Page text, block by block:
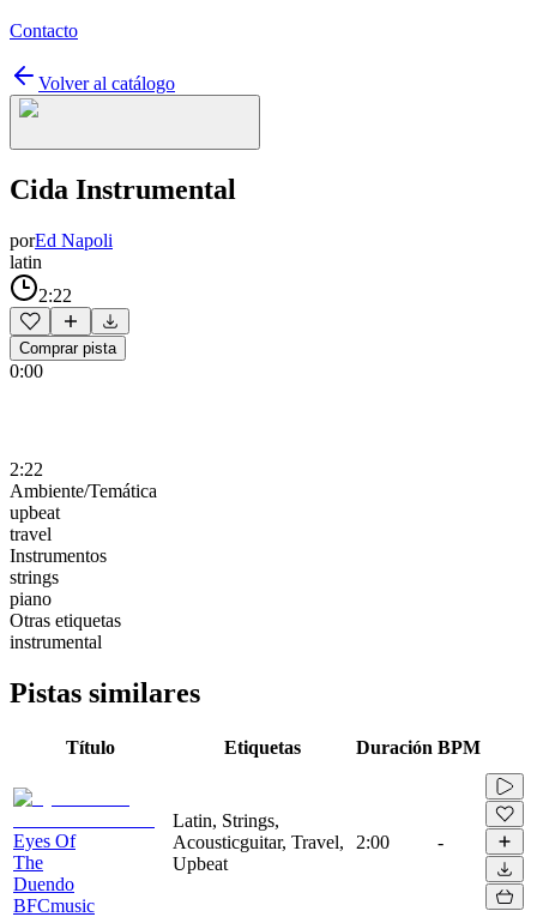
Contacto
Volver al catálogo
Cida Instrumental
porEd Napoli
latin
2:22
Comprar pista
0:00
2:22
Ambiente/Temática
upbeat
travel
Instrumentos
strings
piano
Otras etiquetas
instrumental
Pistas similares
Título Etiquetas Duración BPM
Eyes Of
The
Duendo
BFCmusic
Latin, Strings,
Acousticguitar, Travel,
Upbeat
2:00 -